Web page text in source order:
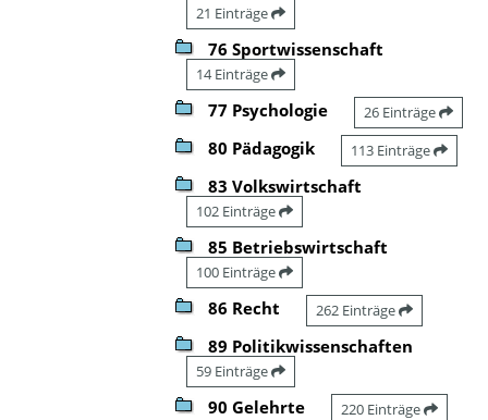
21 Einträge
76 Sportwissenschaft
14 Einträge
77 Psychologie 26 Einträge
80 Pädagogik 113 Einträge
83 Volkswirtschaft
102 Einträge
85 Betriebswirtschaft
100 Einträge
86 Recht 262 Einträge
89 Politikwissenschaften
59 Einträge
90 Gelehrte 220 Einträge